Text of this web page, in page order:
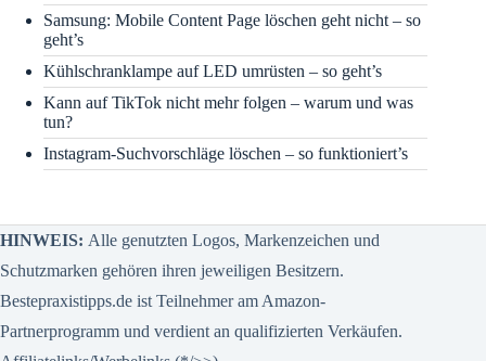
Samsung: Mobile Content Page löschen geht nicht – so
geht’s
Kühlschranklampe auf LED umrüsten – so geht’s
Kann auf TikTok nicht mehr folgen – warum und was
tun?
Instagram-Suchvorschläge löschen – so funktioniert’s
HINWEIS: Alle genutzten Logos, Markenzeichen und
Schutzmarken gehören ihren jeweiligen Besitzern.
Bestepraxistipps.de ist Teilnehmer am Amazon-
Partnerprogramm und verdient an qualifizierten Verkäufen.